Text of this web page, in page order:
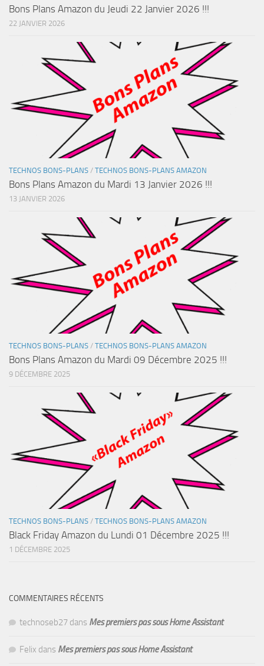
Bons Plans Amazon du Jeudi 22 Janvier 2026 !!!
22 JANVIER 2026
TECHNOS BONS-PLANS / TECHNOS BONS-PLANS AMAZON
Bons Plans Amazon du Mardi 13 Janvier 2026 !!!
13 JANVIER 2026
TECHNOS BONS-PLANS / TECHNOS BONS-PLANS AMAZON
Bons Plans Amazon du Mardi 09 Décembre 2025 !!!
9 DÉCEMBRE 2025
TECHNOS BONS-PLANS / TECHNOS BONS-PLANS AMAZON
Black Friday Amazon du Lundi 01 Décembre 2025 !!!
1 DÉCEMBRE 2025
COMMENTAIRES RÉCENTS
technoseb27 dans Mes premiers pas sous Home Assistant
Felix dans Mes premiers pas sous Home Assistant